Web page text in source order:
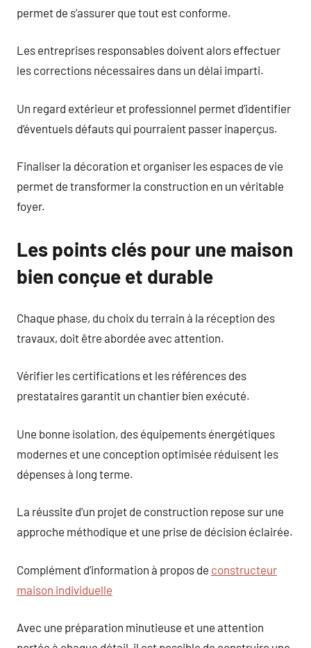
permet de s’assurer que tout est conforme.
Les entreprises responsables doivent alors effectuer
les corrections nécessaires dans un délai imparti.
Un regard extérieur et professionnel permet d’identifier
d’éventuels défauts qui pourraient passer inaperçus.
Finaliser la décoration et organiser les espaces de vie
permet de transformer la construction en un véritable
foyer.
Les points clés pour une maison
bien conçue et durable
Chaque phase, du choix du terrain à la réception des
travaux, doit être abordée avec attention.
Vérifier les certifications et les références des
prestataires garantit un chantier bien exécuté.
Une bonne isolation, des équipements énergétiques
modernes et une conception optimisée réduisent les
dépenses à long terme.
La réussite d’un projet de construction repose sur une
approche méthodique et une prise de décision éclairée.
Complément d’information à propos de constructeur
maison individuelle
Avec une préparation minutieuse et une attention